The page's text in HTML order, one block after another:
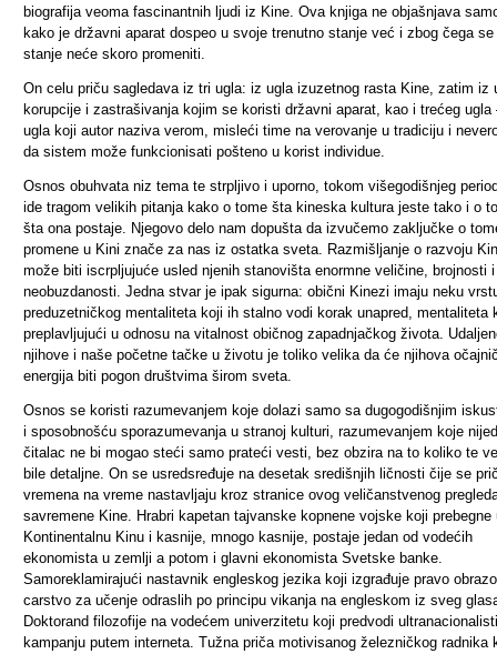
biografija veoma fascinantnih ljudi iz Kine. Ova knjiga ne objašnjava
kako je državni aparat dospeo u svoje trenutno stanje već i zbog čega se
stanje neće skoro promeniti.
On celu priču sagledava iz tri ugla: iz ugla izuzetnog rasta Kine, zatim iz
korupcije i zastrašivanja kojim se koristi državni aparat, kao i trećeg ugla
ugla koji autor naziva verom, misleći time na verovanje u tradiciju i
da sistem može funkcionisati pošteno u korist individue.
Osnos obuhvata niz tema te strpljivo i uporno, tokom višegodišnjeg
ide tragom velikih pitanja kako o tome šta kineska kultura jeste tako i o
šta ona postaje. Njegovo delo nam dopušta da izvučemo zaključke o
promene u Kini znače za nas iz ostatka sveta. Razmišljanje o razvoju
može biti iscrpljujuće usled njenih stanovišta enormne veličine, brojnosti i
neobuzdanosti. Jedna stvar je ipak sigurna: obični Kinezi imaju neku
preduzetničkog mentaliteta koji ih stalno vodi korak unapred, mentaliteta
preplavljujući u odnosu na vitalnost običnog zapadnjačkog života.
njihove i naše početne tačke u životu je toliko velika da će njihova
energija biti pogon društvima širom sveta.
Osnos se koristi razumevanjem koje dolazi samo sa dugogodišnjim
i sposobnošću sporazumevanja u stranoj kulturi, razumevanjem koje
čitalac ne bi mogao steći samo prateći vesti, bez obzira na to koliko te
bile detaljne. On se usredsređuje na desetak središnjih ličnosti čije se
vremena na vreme nastavljaju kroz stranice ovog veličanstvenog
savremene Kine. Hrabri kapetan tajvanske kopnene vojske koji prebegne
Kontinentalnu Kinu i kasnije, mnogo kasnije, postaje jedan od vodećih
ekonomista u zemlji a potom i glavni ekonomista Svetske banke.
Samoreklamirajući nastavnik engleskog jezika koji izgrađuje pravo
carstvo za učenje odraslih po principu vikanja na engleskom iz sveg
Doktorand filozofije na vodećem univerzitetu koji predvodi
kampanju putem interneta. Tužna priča motivisanog železničkog radnika